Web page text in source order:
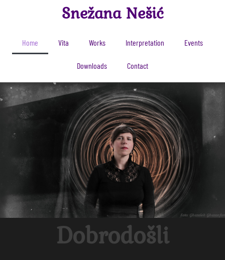
Snežana Nešić
Home Vita Works Interpretation Events
Downloads Contact
Foto: Ghazaleh Ghazanfari
Dobrodošli